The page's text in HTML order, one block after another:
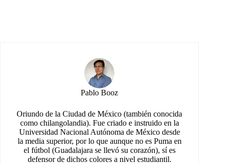
Pablo Booz
Oriundo de la Ciudad de México (también conocida
como chilangolandia). Fue criado e instruido en la
Universidad Nacional Autónoma de México desde
la media superior, por lo que aunque no es Puma en
el fútbol (Guadalajara se llevó su corazón), sí es
defensor de dichos colores a nivel estudiantil.